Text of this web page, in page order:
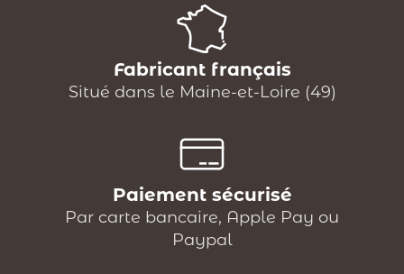
Fabricant français
Situé dans le Maine-et-Loire (49)
Paiement sécurisé
Par carte bancaire, Apple Pay ou
Paypal